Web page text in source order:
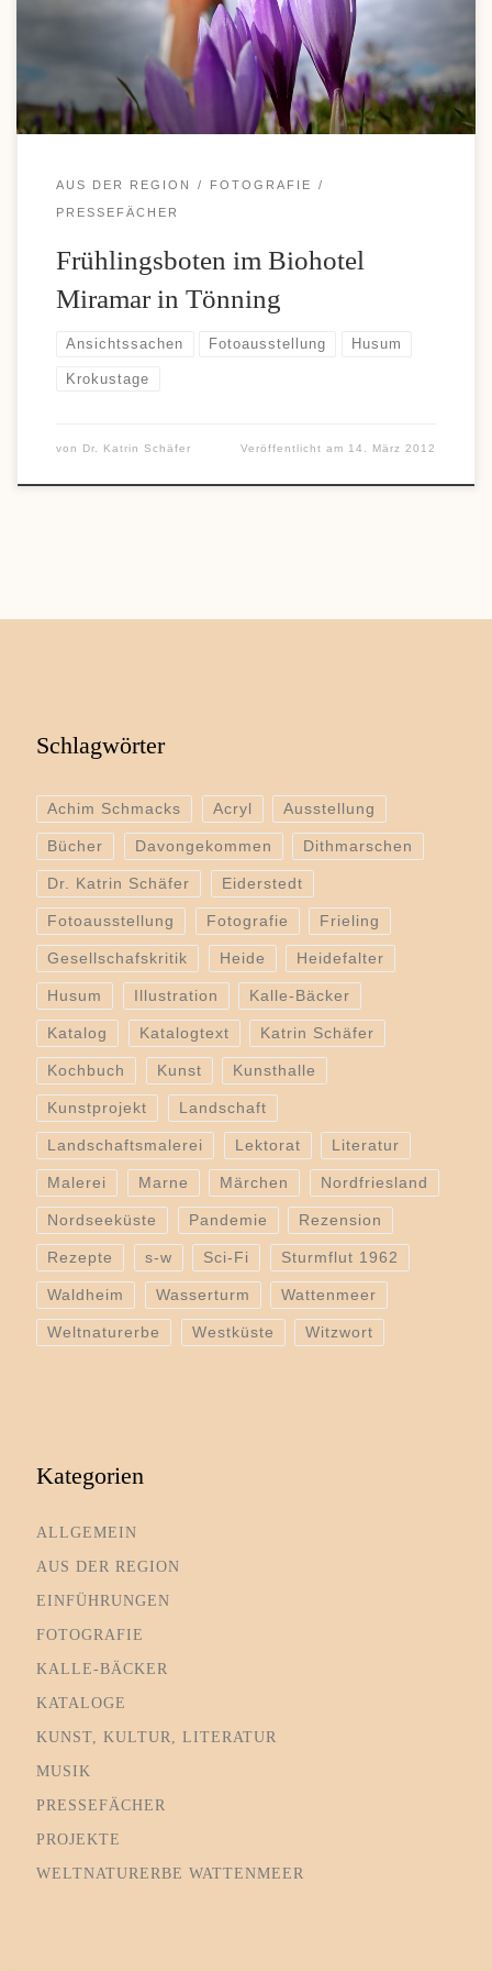
Einzahlungen und komfortable Auszahlungen, weshalb diese
Zahlungsoption bei vielen Casino-Fans immer beliebter wird. Wer
sich über moderne Zahlungsmöglichkeiten und aktuelle […]
AUS DER REGION FOTOGRAFIE
PRESSEFÄCHER
Frühlingsboten im Biohotel
Miramar in Tönning
Ansichtssachen Fotoausstellung Husum
Krokustage
von Dr. Katrin Schäfer Veröffentlicht am 14. März 2012
Schlagwörter
Achim Schmacks Acryl Ausstellung
Bücher Davongekommen Dithmarschen
Dr. Katrin Schäfer Eiderstedt
Fotoausstellung Fotografie Frieling
Gesellschafskritik Heide Heidefalter
Husum Illustration Kalle-Bäcker
Katalog Katalogtext Katrin Schäfer
Kochbuch Kunst Kunsthalle
Kunstprojekt Landschaft
Landschaftsmalerei Lektorat Literatur
Malerei Marne Märchen Nordfriesland
Nordseeküste Pandemie Rezension
Rezepte s-w Sci-Fi Sturmflut 1962
Waldheim Wasserturm Wattenmeer
Weltnaturerbe Westküste Witzwort
Kategorien
ALLGEMEIN
AUS DER REGION
EINFÜHRUNGEN
FOTOGRAFIE
KALLE-BÄCKER
KATALOGE
KUNST, KULTUR, LITERATUR
MUSIK
PRESSEFÄCHER
PROJEKTE
WELTNATURERBE WATTENMEER